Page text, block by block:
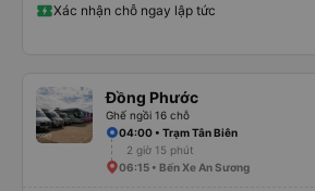
quy định rõ ràng về việc giữ im lặng (tắt âm thanh
để tránh làm phiền hành khách khác ngủ. Ngoài
khẩu Wi-Fi trong xe để hành khách dễ dàng sử
Xác nhận chỗ ngay lập tức
Đồng Phước
Ghế ngồi 16 chỗ
04:00 • Trạm Tân Biên
2 giờ 15 phút
06:15 • Bến Xe An Sương